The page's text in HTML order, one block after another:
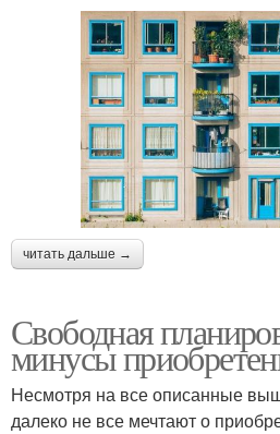
читать дальше →
Свободная
минусы
Несмотря на все описанные
далеко не все мечтают о